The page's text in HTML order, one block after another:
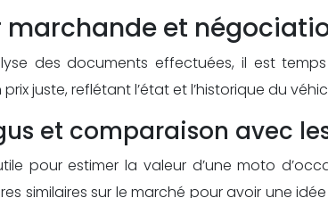
marchande et
des documents effectuées, il est
juste, reflétant l’état et l’historique du
et comparaison avec
pour estimer la valeur d’une moto
similaires sur le marché pour avoir une